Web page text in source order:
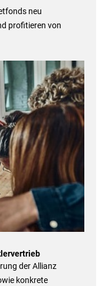
neu
profitieren von
der Allianz
konkrete